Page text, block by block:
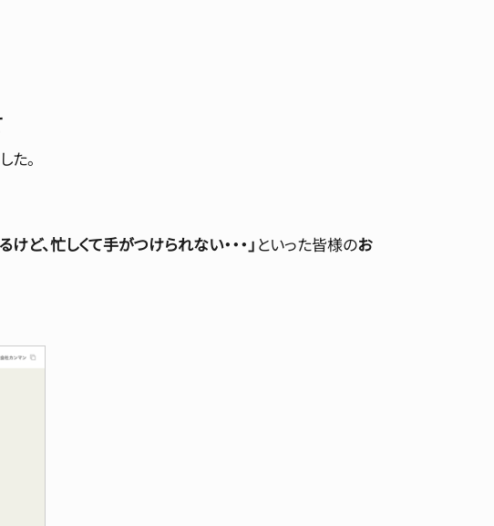
た。
ど、忙しくて手がつけられない・・・」 といった皆様のお